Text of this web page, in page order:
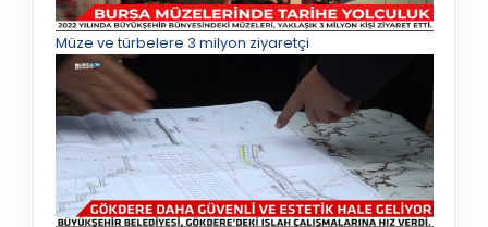
Müze ve türbelere 3 milyon ziyaretçi